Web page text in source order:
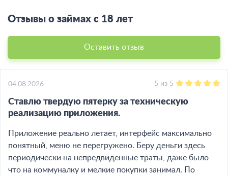
Отзывы о займах с 18 лет
Оставить отзыв
04.08.2026 5 из 5
Ставлю твердую пятерку за техническую
реализацию приложения.
Приложение реально летает, интерфейс максимально
понятный, меню не перегружено. Беру деньги здесь
периодически на непредвиденные траты, даже было
что на коммуналку и мелкие покупки занимал. По